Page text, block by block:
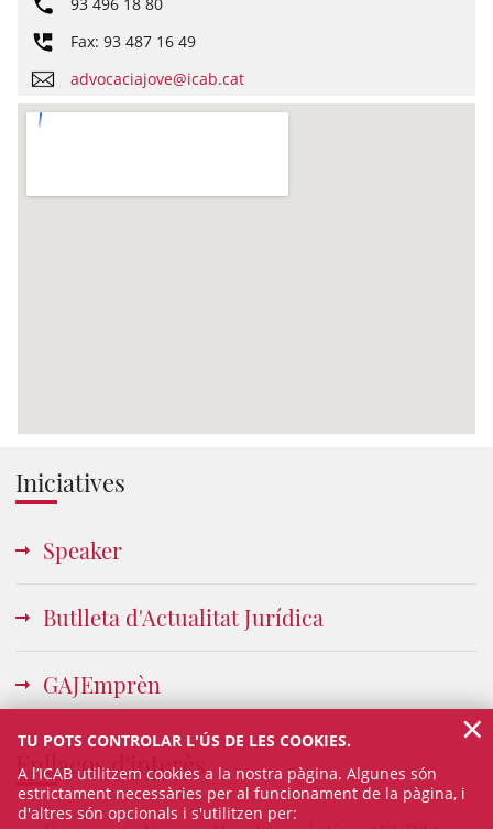
Fax: 93 487 16 49
advocaciajove@icab.cat
Iniciatives
Speaker
Butlleta d'Actualitat Jurídica
GAJEmprèn
Enllaços d'interès
TU POTS CONTROLAR L'ÚS DE LES COOKIES.
A l’ICAB utilitzem cookies a la nostra pàgina. Algunes són
estrictament necessàries per al funcionament de la pàgina, i
d'altres són opcionals i s'utilitzen per:
×